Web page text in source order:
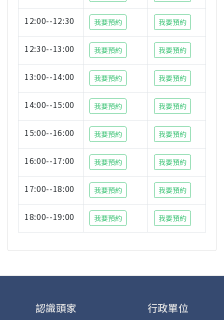
12:00--12:30 我要預約 我要預約
12:30--13:00 我要預約 我要預約
13:00--14:00 我要預約 我要預約
14:00--15:00 我要預約 我要預約
15:00--16:00 我要預約 我要預約
16:00--17:00 我要預約 我要預約
17:00--18:00 我要預約 我要預約
18:00--19:00 我要預約 我要預約
認識頭家 行政單位